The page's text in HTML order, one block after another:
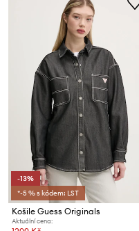
-13%
*-5 % s kódem: LST
Košile Guess Originals
Aktuální cena: